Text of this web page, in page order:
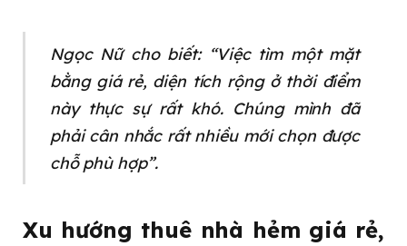
Ngọc Nữ cho biết: “Việc tìm một mặt
bằng giá rẻ, diện tích rộng ở thời điểm
này thực sự rất khó. Chúng mình đã
phải cân nhắc rất nhiều mới chọn được
chỗ phù hợp”.
Xu hướng thuê nhà hẻm giá rẻ,